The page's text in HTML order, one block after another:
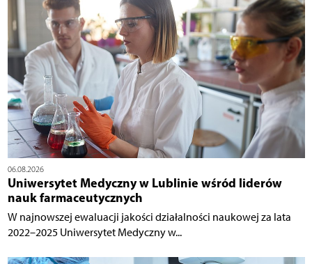
06.08.2026
Uniwersytet Medyczny w Lublinie wśród liderów
nauk farmaceutycznych
W najnowszej ewaluacji jakości działalności naukowej za lata
2022–2025 Uniwersytet Medyczny w...